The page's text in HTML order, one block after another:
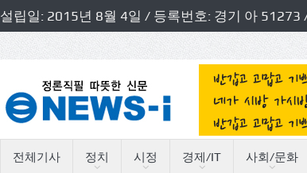
설립일: 2015년 8월 4일 / 등록번호: 경기 아
전체기사 정치 시정 경제/IT 사회/문화